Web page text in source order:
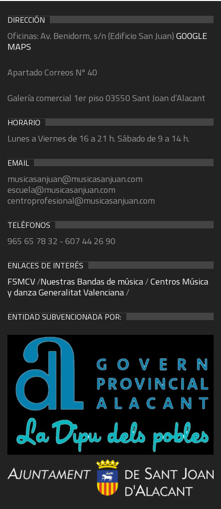
DIRECCIÓN
Oficinas: Av. Benidorm, s/n (Edificio San Juan)GOOGLE
MAPS
Apartado Correos Nº 40
Galería comercial 1er piso 03550 Sant Joan d’Alacant
HORARIO
Lunes a Viernes de 16 a 21 h. Sábado de 9 a 14 h.
EMAIL
musicasanjuan@musicasanjuan.com
escuela@musicasanjuan.com
centroprofesional@musicasanjuan.com
TELÉFONOS
965 65 78 32 - 607 44 26 90
ENLACES DE INTERÉS
FSMCV/Nuestras Bandas de música/Centros Música
y danza Generalitat Valenciana/
ENTIDAD SUBVENCIONADA POR: